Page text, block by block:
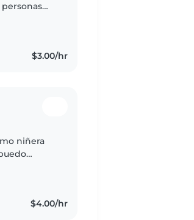
$3.00/hr
niñera
$4.00/hr